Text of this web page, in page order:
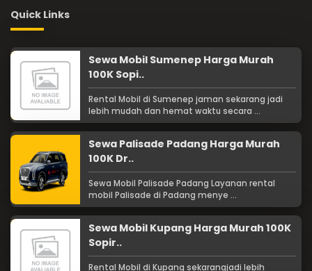
Quick Links
Sewa Mobil Sumenep Harga Murah
100K Sopi..
Rental Mobil di Sumenep jaman sekarang jadi
lebih mudah dan hemat waktu secara ...
Sewa Palisade Padang Harga Murah
100K Dr..
Sewa Mobil Palisade Padang Layanan rental
mobil Palisade di Padang menye ...
Sewa Mobil Kupang Harga Murah 100K
Sopir..
Rental Mobil di Kupang sekarangjadi lebih